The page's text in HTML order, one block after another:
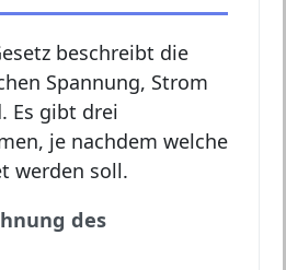
beschreibt die
Spannung, Strom
Es gibt drei
je nachdem welche
werden soll.
des